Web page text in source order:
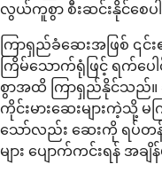
လွယ်ကူစွာ စီးဆင်းနိုင်စေပ
ကြာရှည်ခံဆေးအဖြစ် ၎
ကြိမ်သောက်ရုံဖြင့် ရက်ပေ
စွာအထိ ကြာရှည်နိုင်သည်
ကိုင်းမားဆေးများကဲ့သို့
သော်လည်း ဆေးကို ရပ်တ
များ ပျောက်ကင်းရန် အခ